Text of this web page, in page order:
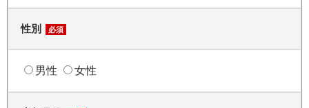
性別 必須
男性 女性